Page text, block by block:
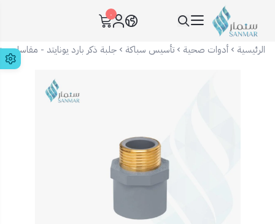
سنمار Sanmar
٠
الرئيسية أدوات صحية تأسيس سباكة جلبة ذكر بارد يونايتد - مقاسات